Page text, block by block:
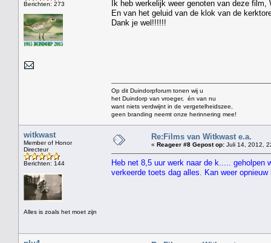
Berichten: 273
Ik heb werkelijk weer genoten van deze film,
En van het geluid van de klok van de
Dank je wel!!!!!!
Op dit Duindorpforum tonen wij u
het Duindorp van vroeger, én van nu
want niets verdwijnt in de vergetelheidszee,
geen branding neemt onze herinnering mee!
witkwast
Member of Honor
Directeur
Berichten: 144
Alles is zoals het moet zijn
Re:Films van Witkwast e.a.
« Reageer #8 Gepost op: Juli 14, 2012,
Heb net 8,5 uur werk naar de k.....
verkeerde toets dag alles. Kan weer